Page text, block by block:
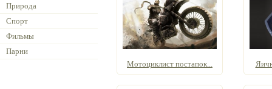
Природа
Спорт
Фильмы
Парни
Мотоциклист постапок...